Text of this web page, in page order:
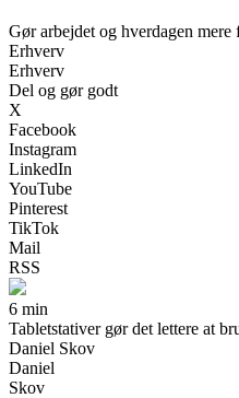
Gør arbejdet og hverdagen
Erhverv
Erhverv
Del og gør godt
X
Facebook
Instagram
LinkedIn
YouTube
Pinterest
TikTok
Mail
RSS
6 min
Tabletstativer gør det lettere at
Daniel Skov
Daniel
Skov